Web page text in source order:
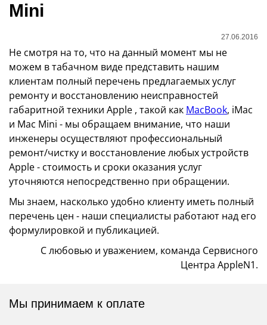
Mini
27.06.2016
Не смотря на то, что на данный момент мы не
можем в табачном виде представить нашим
клиентам полный перечень предлагаемых услуг
ремонту и восстановлению неисправностей
габаритной техники Apple , такой как MacBook, iMac
и Mac Mini - мы обращаем внимание, что наши
инженеры осуществляют профессиональный
ремонт/чистку и восстановление любых устройств
Apple - стоимость и сроки оказания услуг
уточняются непосредственно при обращении.
Мы знаем, насколько удобно клиенту иметь полный
перечень цен - наши специалисты работают над его
формулировкой и публикацией.
С любовью и уважением, команда Сервисного
Центра AppleN1.
Мы принимаем к оплате